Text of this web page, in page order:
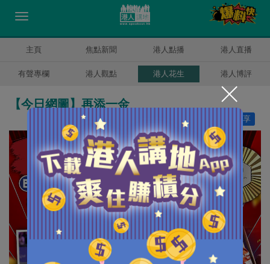
主頁 焦點新聞 港人點播 港人直播
有聲專欄 港人觀點 港人花生 港人博評
【今日網圖】再添一金
分享